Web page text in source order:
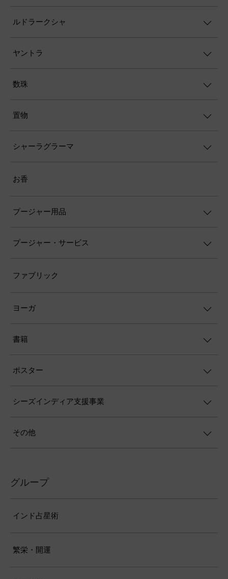
ルドラークシャ
ヤントラ
数珠
置物
シャーラグラーマ
お香
プージャー用品
プージャー・サービス
ファブリック
ヨーガ
書籍
ポスター
シーズインディア支援事業
その他
グループ
インド占星術
繁栄・開運